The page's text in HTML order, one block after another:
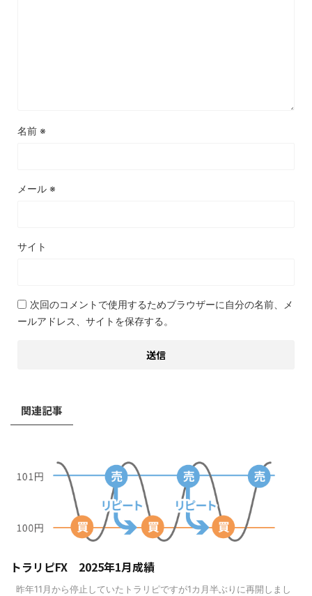
名前 ※
メール ※
サイト
次回のコメントで使用するためブラウザーに自分の名前、メ
ールアドレス、サイトを保存する。
関連記事
トラリピFX 2025年1月成績
昨年11月から停止していたトラリピですが1カ月半ぶりに再開しまし